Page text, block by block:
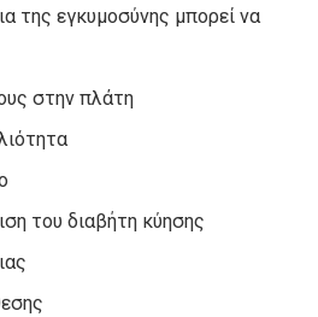
της εγκυμοσύνης μπορεί να
στην πλάτη
του διαβήτη κύησης